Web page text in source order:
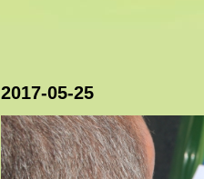
2017-05-25